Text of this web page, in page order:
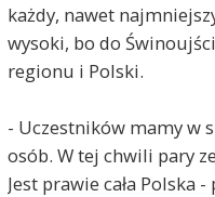
każdy, nawet
wysoki, bo do
regionu i Polski.
- Uczestników mamy w
osób. W tej chwili pary
Jest prawie cała Polska